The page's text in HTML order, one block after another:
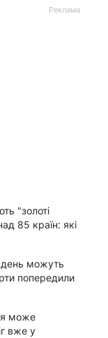
Реклама
"золоті
85 країн: які
можуть
попередили
може
вже у